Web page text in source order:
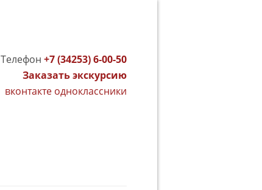
Телефон +7 (34253) 6-00-50
Заказать экскурсию
вконтакте одноклассники